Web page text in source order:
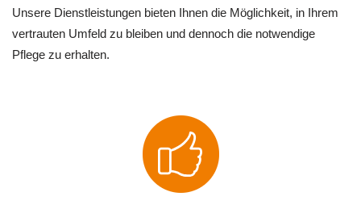
Unsere Dienstleistungen bieten Ihnen die Möglichkeit, in Ihrem
vertrauten Umfeld zu bleiben und dennoch die notwendige
Pflege zu erhalten.